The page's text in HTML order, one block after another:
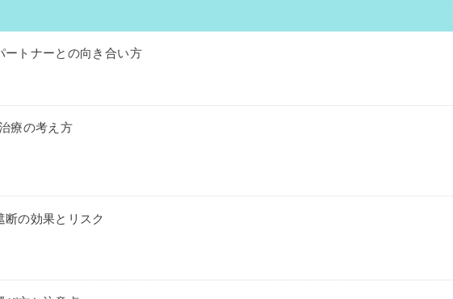
ートナーとの向き合い方
療の考え方
の効果とリスク